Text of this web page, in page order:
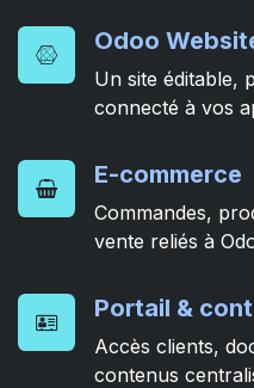
Odoo
Un site éditable,
connecté à vos
E-commerce
Commandes,
vente reliés à
Portail &
Accès clients,
contenus